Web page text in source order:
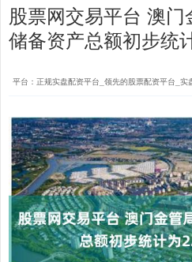
股票网交易平台 澳
储备资产总额初步统
平台：正规实盘配资平台_领先的股票配资平台_实